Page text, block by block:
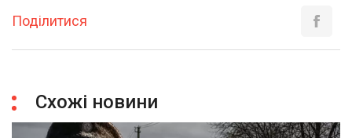
Поділитися
Схожі новини